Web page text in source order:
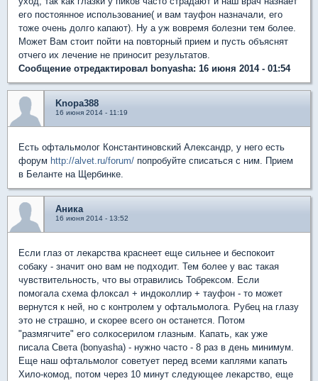
его постоянное использование( и вам тауфон назначали, его
тоже очень долго капают). Ну а уж вовремя болезни тем более.
Может Вам стоит пойти на повторный прием и пусть объяснят
отчего их лечение не приносит результатов.
Сообщение отредактировал bonyasha: 16 июня 2014 - 01:54
Knopa388
16 июня 2014 - 11:19
Есть офтальмолог Константиновский Александр, у него есть
форум http://alvet.ru/forum/ попробуйте списаться с ним. Прием
в Беланте на Щербинке.
Аника
16 июня 2014 - 13:52
Если глаз от лекарства краснеет еще сильнее и беспокоит
собаку - значит оно вам не подходит. Тем более у вас такая
чувствительность, что вы отравились Тобрексом. Если
помогала схема флоксал + индоколлир + тауфон - то может
вернутся к ней, но с контролем у офтальмолога. Рубец на глазу
это не страшно, и скорее всего он останется. Потом
"размягчите" его солкосерилом глазным. Капать, как уже
писала Света (bonyasha) - нужно часто - 8 раз в день минимум.
Еще наш офтальмолог советует перед всеми каплями капать
Хило-комод, потом через 10 минут следующее лекарство, еще